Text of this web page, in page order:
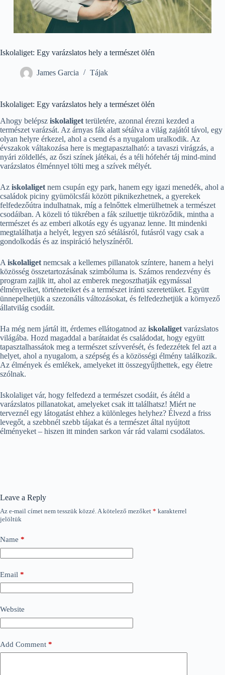
Iskolaliget: Egy varázslatos hely a természet ölén
James Garcia Tájak
Iskolaliget: Egy varázslatos hely a természet ölén
Ahogy belépsz iskolaliget területére, azonnal érezni kezded a
természet varázsát. Az árnyas fák alatt sétálva a világ zajától távol, egy
olyan helyre érkezel, ahol a csend és a nyugalom uralkodik. Az
évszakok váltakozása here is megtapasztalható: a tavaszi virágzás, a
nyári zöldellés, az őszi színek játékai, és a téli hófehér táj mind-mind
varázslatos élménnyel tölti meg a szívek mélyét.
Az iskolaliget nem csupán egy park, hanem egy igazi menedék, ahol a
családok piciny gyümölcsfái között piknikezhetnek, a gyerekek
felfedezőútra indulhatnak, míg a felnőttek elmerülhetnek a természet
csodáiban. A közeli tó tükrében a fák sziluettje tükröződik, mintha a
természet és az emberi alkotás egy és ugyanaz lenne. Itt mindenki
megtalálhatja a helyét, legyen szó sétálásról, futásról vagy csak a
gondolkodás és az inspiráció helyszínéről.
A iskolaliget nemcsak a kellemes pillanatok színtere, hanem a helyi
közösség összetartozásának szimbóluma is. Számos rendezvény és
program zajlik itt, ahol az emberek megoszthatják egymással
élményeiket, történeteiket és a természet iránti szeretetüket. Együtt
ünnepelhetjük a szezonális változásokat, és felfedezhetjük a környező
állatvilág csodáit.
Ha még nem jártál itt, érdemes ellátogatnod az iskolaliget varázslatos
világába. Hozd magaddal a barátaidat és családodat, hogy együtt
tapasztalhassátok meg a természet szívverését, és fedezzétek fel azt a
helyet, ahol a nyugalom, a szépség és a közösségi élmény találkozik.
Az élmények és emlékek, amelyeket itt összegyűjthettek, egy életre
szólnak.
Iskolaliget vár, hogy felfedezd a természet csodáit, és átéld a
varázslatos pillanatokat, amelyeket csak itt találhatsz! Miért ne
terveznél egy látogatást ehhez a különleges helyhez? Élvezd a friss
levegőt, a szebbnél szebb tájakat és a természet által nyújtott
élményeket – hiszen itt minden sarkon vár rád valami csodálatos.
Leave a Reply
Az e-mail címet nem tesszük közzé.A kötelező mezőket * karakterrel
jelöltük
Name *
Email *
Website
Add Comment *